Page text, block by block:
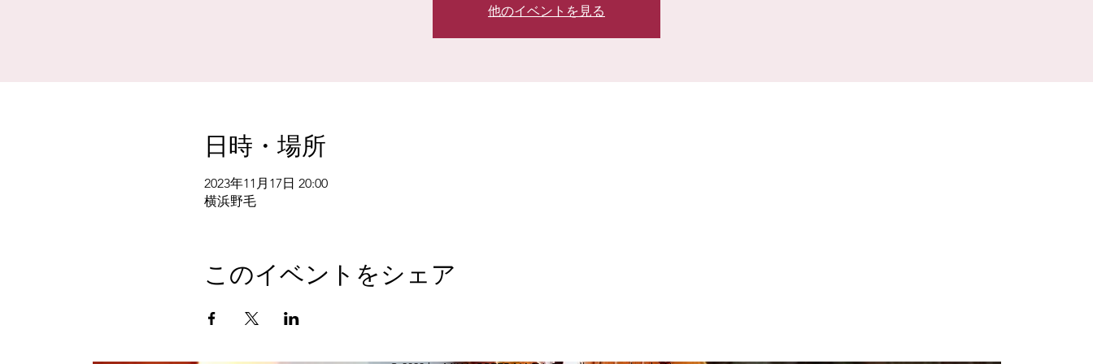
他のイベントを見る
日時・場所
2023年11月17日 20:00
横浜野毛
このイベントをシェア